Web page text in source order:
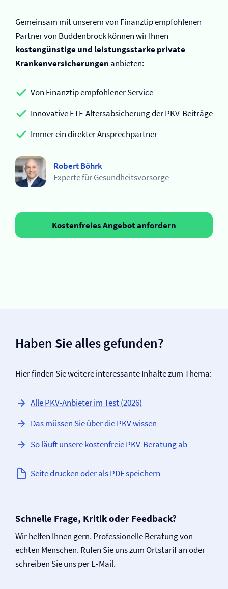
Gemeinsam mit unserem von Finanztip empfohlenen
Partner von Buddenbrock können wir Ihnen
kostengünstige und leistungsstarke private
Kranken­versicherungen anbieten:
Von Finanztip empfohlener Service
Innovative ETF-Altersabsicherung der PKV-Beiträge
Immer ein direkter Ansprechpartner
Robert Böhrk
Experte für Gesundheitsvorsorge
Kostenfreies Angebot anfordern
Haben Sie alles gefunden?
Hier finden Sie weitere interessante Inhalte zum Thema:
Alle PKV-Anbieter im Test (2026)
Das müssen Sie über die PKV wissen
So läuft unsere kostenfreie PKV-Beratung ab
Seite drucken oder als PDF speichern
Schnelle Frage, Kritik oder Feedback?
Wir helfen Ihnen gern. Professionelle Beratung von
echten Menschen. Rufen Sie uns zum Ortstarif an oder
schreiben Sie uns per E‑Mail.